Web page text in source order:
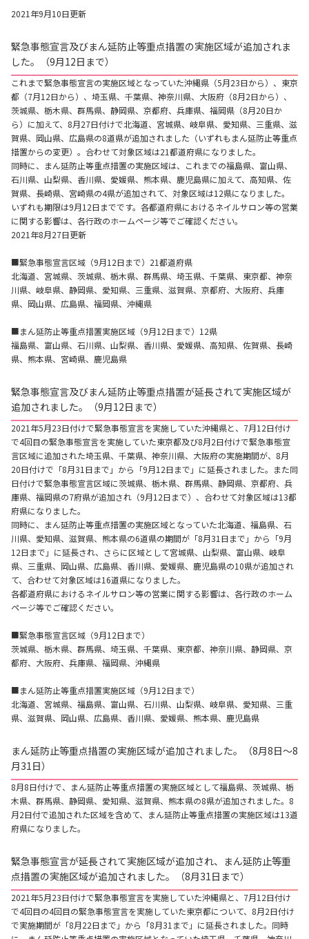
2021年9月10日更新
緊急事態宣言及びまん延防止等重点措置の実施区域が追加されま
した。（9月12日まで）
これまで緊急事態宣言の実施区域となっていた沖縄県（5月23日から）、東京
都（7月12日から）、埼玉県、千葉県、神奈川県、大阪府（8月2日から）、
茨城県、栃木県、群馬県、静岡県、京都府、兵庫県、福岡県（8月20日か
ら）に加えて、8月27日付けで北海道、宮城県、岐阜県、愛知県、三重県、滋
賀県、岡山県、広島県の8道県が追加されました（いずれもまん延防止等重点
措置からの変更）。合わせて対象区域は21都道府県になりました。
同時に、まん延防止等重点措置の実施区域は、これまでの福島県、富山県、
石川県、山梨県、香川県、愛媛県、熊本県、鹿児島県に加えて、高知県、佐
賀県、長崎県、宮崎県の4県が追加されて、対象区域は12県になりました。
いずれも期限は9月12日までです。各都道府県におけるネイルサロン等の営業
に関する影響は、各行政のホームページ等でご確認ください。
2021年8月27日更新
■緊急事態宣言区域（9月12日まで）21都道府県
北海道、宮城県、茨城県、栃木県、群馬県、埼玉県、千葉県、東京都、神奈
川県、岐阜県、静岡県、愛知県、三重県、滋賀県、京都府、大阪府、兵庫
県、岡山県、広島県、福岡県、沖縄県
■まん延防止等重点措置実施区域（9月12日まで）12県
福島県、富山県、石川県、山梨県、香川県、愛媛県、高知県、佐賀県、長崎
県、熊本県、宮崎県、鹿児島県
緊急事態宣言及びまん延防止等重点措置が延長されて実施区域が
追加されました。（9月12日まで）
2021年5月23日付けで緊急事態宣言を実施していた沖縄県と、7月12日付け
で4回目の緊急事態宣言を実施していた東京都及び8月2日付けで緊急事態宣
言区域に追加された埼玉県、千葉県、神奈川県、大阪府の実施期間が、8月
20日付けで「8月31日まで」から「9月12日まで」に延長されました。また同
日付けで緊急事態宣言区域に茨城県、栃木県、群馬県、静岡県、京都府、兵
庫県、福岡県の7府県が追加され（9月12日まで）、合わせて対象区域は13都
府県になりました。
同時に、まん延防止等重点措置の実施区域となっていた北海道、福島県、石
川県、愛知県、滋賀県、熊本県の6道県の期間が「8月31日まで」から「9月
12日まで」に延長され、さらに区域として宮城県、山梨県、富山県、岐阜
県、三重県、岡山県、広島県、香川県、愛媛県、鹿児島県の10県が追加され
て、合わせて対象区域は16道県になりました。
各都道府県におけるネイルサロン等の営業に関する影響は、各行政のホーム
ページ等でご確認ください。
■緊急事態宣言区域（9月12日まで）
茨城県、栃木県、群馬県、埼玉県、千葉県、東京都、神奈川県、静岡県、京
都府、大阪府、兵庫県、福岡県、沖縄県
■まん延防止等重点措置実施区域（9月12日まで）
北海道、宮城県、福島県、富山県、石川県、山梨県、岐阜県、愛知県、三重
県、滋賀県、岡山県、広島県、香川県、愛媛県、熊本県、鹿児島県
まん延防止等重点措置の実施区域が追加されました。（8月8日～8
月31日）
8月8日付けで、まん延防止等重点措置の実施区域として福島県、茨城県、栃
木県、群馬県、静岡県、愛知県、滋賀県、熊本県の8県が追加されました。8
月2日付で追加された区域を含めて、まん延防止等重点措置の実施区域は13道
府県になりました。
緊急事態宣言が延長されて実施区域が追加され、まん延防止等重
点措置の実施区域が追加されました。（8月31日まで）
2021年5月23日付けで緊急事態宣言を実施していた沖縄県と、7月12日付け
で4回目の4回目の緊急事態宣言を実施していた東京都について、8月2日付け
で実施期間が「8月22日まで」から「8月31まで」に延長されました。同時